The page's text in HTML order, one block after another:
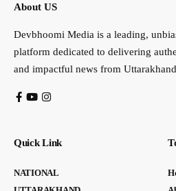
About US
Devbhoomi Media is a leading,
platform dedicated to delivering
and impactful news from
Quick Link
NATIONAL